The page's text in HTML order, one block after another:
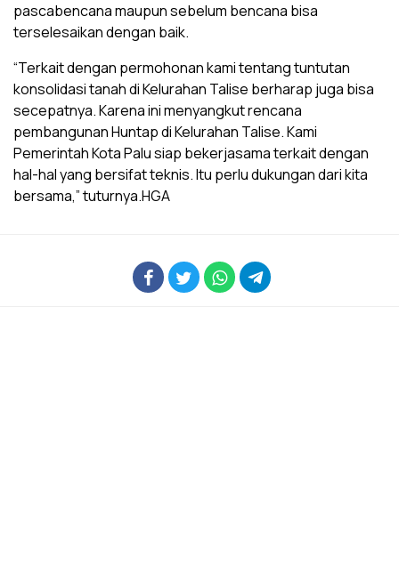
pascabencana maupun sebelum bencana bisa
terselesaikan dengan baik.
“Terkait dengan permohonan kami tentang tuntutan
konsolidasi tanah di Kelurahan Talise berharap juga bisa
secepatnya. Karena ini menyangkut rencana
pembangunan Huntap di Kelurahan Talise. Kami
Pemerintah Kota Palu siap bekerjasama terkait dengan
hal-hal yang bersifat teknis. Itu perlu dukungan dari kita
bersama,” tuturnya.HGA